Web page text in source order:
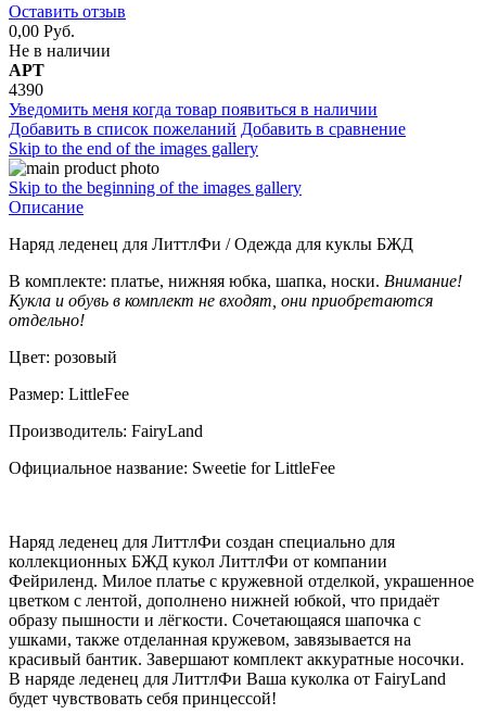
Оставить отзыв
0,00 Руб.
Не в наличии
АРТ
4390
Уведомить меня когда товар появиться в наличии
Добавить в список пожеланий Добавить в сравнение
Skip to the end of the images gallery
Skip to the beginning of the images gallery
Описание
Наряд леденец для ЛиттлФи / Одежда для куклы БЖД
В комплекте: платье, нижняя юбка, шапка, носки. Внимание!
Кукла и обувь в комплект не входят, они приобретаются
отдельно!
Цвет: розовый
Размер: LittleFee
Производитель: FairyLand
Официальное название: Sweetie for LittleFee
Наряд леденец для ЛиттлФи создан специально для
коллекционных БЖД кукол ЛиттлФи от компании
Фейриленд. Милое платье с кружевной отделкой, украшенное
цветком с лентой, дополнено нижней юбкой, что придаёт
образу пышности и лёгкости. Сочетающаяся шапочка с
ушками, также отделанная кружевом, завязывается на
красивый бантик. Завершают комплект аккуратные носочки.
В наряде леденец для ЛиттлФи Ваша куколка от FairyLand
будет чувствовать себя принцессой!